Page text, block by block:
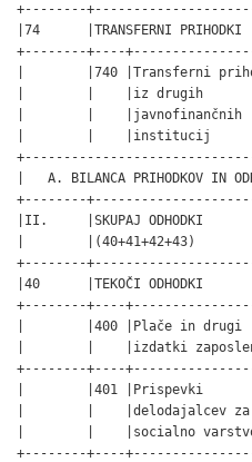
+--------
|74      |TRANSFERNI
+--------+----
|        |740 |Transferni
|        |    |iz drugih
|        |
|        |    |institucij
|   A. BILANCA PRIHODKOV IN
+--------
|II.     |SKUPAJ ODHODKI
|        |(40+41+42+43)
+--------
|40      |TEKOČI ODHODKI
+--------+----
|        |400 |Plače in drugi
|        |    |izdatki
+--------+----
|        |401 |Prispevki
|        |    |delodajalcev
|        |    |socialno
+--------+----